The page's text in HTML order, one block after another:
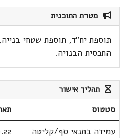
מטרת התוכנית
תוספת יח"ד, תוספת שטחי בנייה,
התכסית הבנויה.
תהליך אישור
סטטוס
עמידה בתנאי סף/קליטה